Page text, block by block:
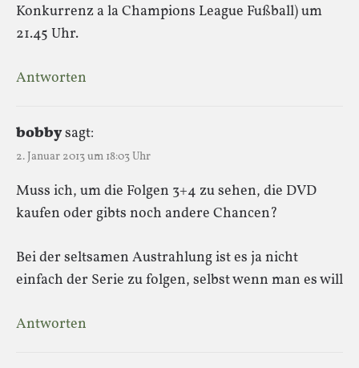
Konkurrenz a la Champions League Fußball) um
21.45 Uhr.
Antworten
bobbysagt:
2. Januar 2013 um 18:03 Uhr
Muss ich, um die Folgen 3+4 zu sehen, die DVD
kaufen oder gibts noch andere Chancen?
Bei der seltsamen Austrahlung ist es ja nicht
einfach der Serie zu folgen, selbst wenn man es will
Antworten